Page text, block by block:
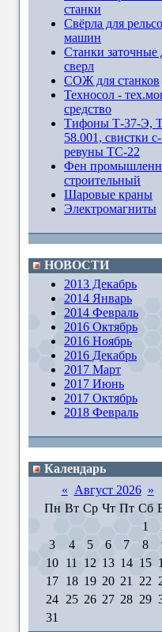
станки
Свёрла для
машин
Станки заточные
сверл
СОЖ для станков
Техносол -
средство
Тифоны Т-37-Э,
58.001, свистки
ревуны ТС-22
Фен
строительный
Шаровые краны
Электромагниты
НОВОСТИ
2013 Декабрь
2014 Январь
2014 Февраль
2016 Октябрь
2016 Ноябрь
2016 Декабрь
2017 Март
2017 Июнь
2017 Октябрь
2018 Февраль
Календарь
« Август 2026 »
Пн Вт Ср Чт Пт Сб
1
3
4 5 6 7 8
10 11 12 13 14 15
17 18 19 20 21 22
24 25 26 27 28 29
31